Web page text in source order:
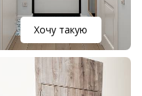
Хочу такую